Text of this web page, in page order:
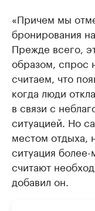
«Причем мы
бронирования
Прежде всего,
образом, спрос
считаем, что
когда люди
в связи с
ситуацией. Но
местом отдыха,
ситуация
считают
добавил он.